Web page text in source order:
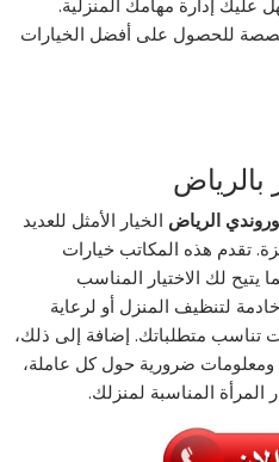
عليك إدارة مهامك المنزلية.
للحصول على أفضل الخيارات
الرياض الخيار الأمثل للعديد
تقدم هذه المكاتب خيارات
يتيح لك الاختيار المناسب
لتنظيف المنزل أو لرعاية
تناسب متطلباتك. إضافة إلى ذلك،
ضرورية حول كل عاملة،
المرأة المناسبة لمنزلك.